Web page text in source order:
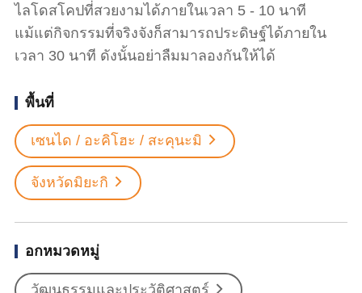
ไลโดสโคปที่สวยงามได้ภายในเวลา 5 - 10 นาที
แม้แต่กิจกรรมที่จริงจังก็สามารถประดิษฐ์ได้ภายใน
เวลา 30 นาที ดังนั้นอย่าลืมมาลองกันให้ได้
พื้นที่
เซนได / อะคิโฮะ / สะคุนะมิ
จังหวัดมิยะกิ
อกหมวดหมู่
วัฒนธรรมและประวัติศาสตร์